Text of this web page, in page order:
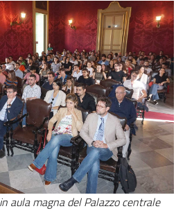
aula magna del Palazzo centrale